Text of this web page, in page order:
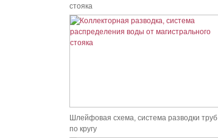
стояка
Шлейфовая схема, система разводки труб
по кругу